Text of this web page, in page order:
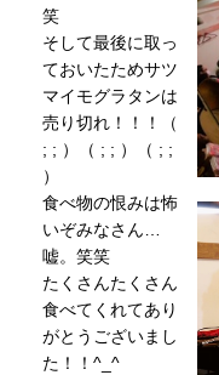
笑
そして最後に取っ
ておいたためサツ
マイモグラタンは
売り切れ！！！（
; ; ）（ ; ; ）（ ; ;
）
食べ物の恨みは怖
いぞみなさん…
嘘。笑笑
たくさんたくさん
食べてくれてあり
がとうございまし
た！！^_^